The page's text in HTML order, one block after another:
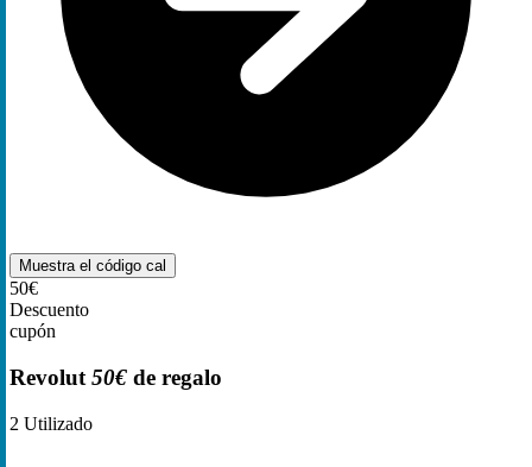
Muestra el código cal
50€
Descuento
cupón
Revolut 50€ de regalo
2 Utilizado